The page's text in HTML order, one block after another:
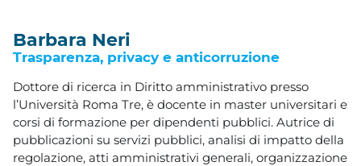
Barbara Neri
Trasparenza, privacy e anticorruzione
Dottore di ricerca in Diritto amministrativo presso
l’Università Roma Tre, è docente in master universitari e
corsi di formazione per dipendenti pubblici. Autrice di
pubblicazioni su servizi pubblici, analisi di impatto della
regolazione, atti amministrativi generali, organizzazione